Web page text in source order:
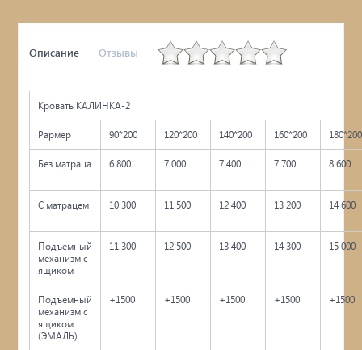
Описание Отзывы
Кровать КАЛИНКА-2
Рармер 90*200 120*200 140*200 160*200 180*200
Без матраца 6 800 7 000 7 400 7 700 8 600
С матрацем 10 300 11 500 12 400 13 200 14 600
Подъемный
механизм с
ящиком
11 300 12 500 13 400 14 300 15 000
Подъемный
механизм с
ящиком
(ЭМАЛЬ)
+1500 +1500 +1500 +1500 +1500